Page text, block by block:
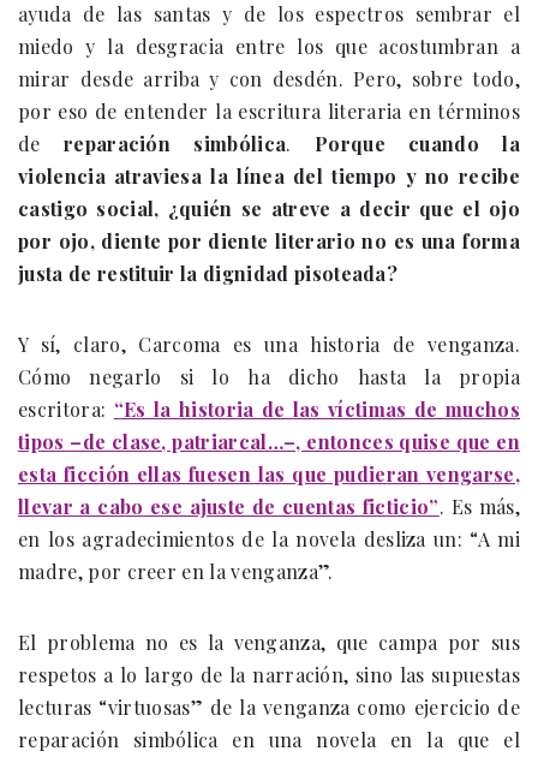
ayuda de las santas y de los espectros sembrar el
miedo y la desgracia entre los que acostumbran a
mirar desde arriba y con desdén. Pero, sobre todo,
por eso de entender la escritura literaria en términos
de reparación simbólica. Porque cuando la
violencia atraviesa la línea del tiempo y no recibe
castigo social, ¿quién se atreve a decir que el ojo
por ojo, diente por diente literario no es una forma
justa de restituir la dignidad pisoteada?
Y sí, claro, Carcoma es una historia de venganza.
Cómo negarlo si lo ha dicho hasta la propia
escritora: “Es la historia de las víctimas de muchos
tipos –de clase, patriarcal…–, entonces quise que en
esta ficción ellas fuesen las que pudieran vengarse,
llevar a cabo ese ajuste de cuentas ficticio”. Es más,
en los agradecimientos de la novela desliza un: “A mi
madre, por creer en la venganza”.
El problema no es la venganza, que campa por sus
respetos a lo largo de la narración, sino las supuestas
lecturas “virtuosas” de la venganza como ejercicio de
reparación simbólica en una novela en la que el